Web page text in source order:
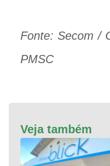
Fonte: Secom /
PMSC
Veja também